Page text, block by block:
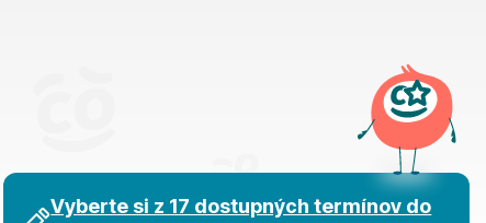
Vyberte si z 17 dostupných termínov do